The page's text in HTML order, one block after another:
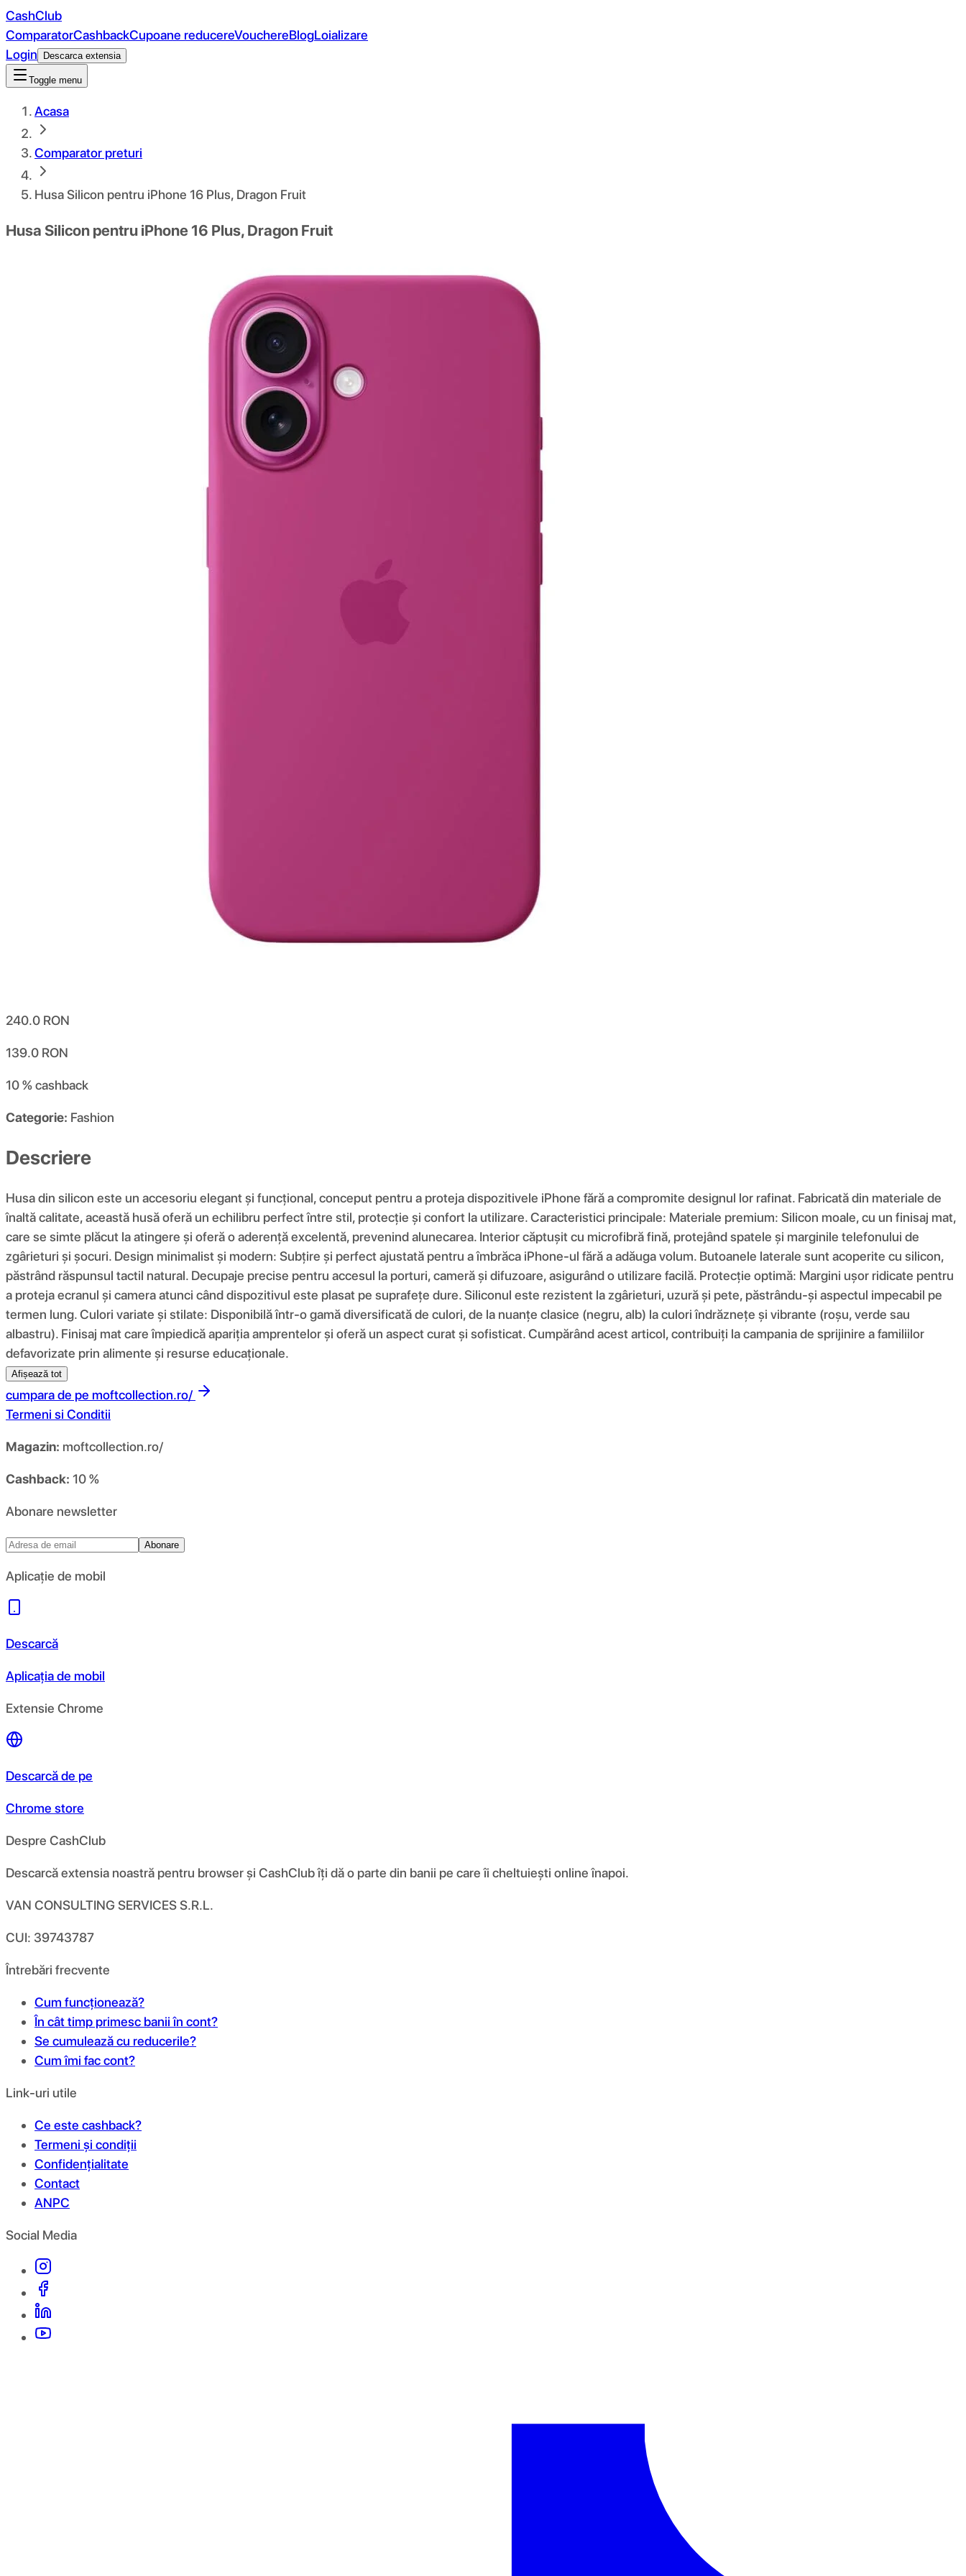
CashClub
ComparatorCashbackCupoane reducereVouchereBlogLoializare
Login
Descarca extensia
Toggle menu
Acasa
Comparator preturi
Husa Silicon pentru iPhone 16 Plus, Dragon Fruit
Husa Silicon pentru iPhone 16 Plus, Dragon Fruit
240.0 RON
139.0 RON
10 %cashback
Categorie: Fashion
Descriere
Husa din silicon este un accesoriu elegant și funcțional, conceput pentru a proteja dispozitivele iPhone fără a compromite designul lor rafinat. Fabricată din materiale de
înaltă calitate, această husă oferă un echilibru perfect între stil, protecție și confort la utilizare. Caracteristici principale: Materiale premium: Silicon moale, cu un finisaj mat,
care se simte plăcut la atingere și oferă o aderență excelentă, prevenind alunecarea. Interior căptușit cu microfibră fină, protejând spatele și marginile telefonului de
zgârieturi și șocuri. Design minimalist și modern: Subțire și perfect ajustată pentru a îmbrăca iPhone-ul fără a adăuga volum. Butoanele laterale sunt acoperite cu silicon,
păstrând răspunsul tactil natural. Decupaje precise pentru accesul la porturi, cameră și difuzoare, asigurând o utilizare facilă. Protecție optimă: Margini ușor ridicate pentru
a proteja ecranul și camera atunci când dispozitivul este plasat pe suprafețe dure. Siliconul este rezistent la zgârieturi, uzură și pete, păstrându-și aspectul impecabil pe
termen lung. Culori variate și stilate: Disponibilă într-o gamă diversificată de culori, de la nuanțe clasice (negru, alb) la culori îndrăznețe și vibrante (roșu, verde sau
albastru). Finisaj mat care împiedică apariția amprentelor și oferă un aspect curat și sofisticat. Cumpărând acest articol, contribuiți la campania de sprijinire a familiilor
defavorizate prin alimente și resurse educaționale.
Afișează tot
cumpara de pe moftcollection.ro/
Termeni si Conditii
Magazin: moftcollection.ro/
Cashback: 10 %
Abonare newsletter
Abonare
Aplicație de mobil
Descarcă
Aplicația de mobil
Extensie Chrome
Descarcă de pe
Chrome store
Despre CashClub
Descarcă extensia noastră pentru browser și CashClub îți dă o parte din banii pe care îi cheltuiești online înapoi.
VAN CONSULTING SERVICES S.R.L.
CUI: 39743787
Întrebări frecvente
Cum funcționează?
În cât timp primesc banii în cont?
Se cumulează cu reducerile?
Cum îmi fac cont?
Link-uri utile
Ce este cashback?
Termeni și condiții
Confidențialitate
Contact
ANPC
Social Media